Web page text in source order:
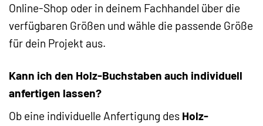
Online-Shop oder in deinem Fachhandel über die
verfügbaren Größen und wähle die passende Größe
für dein Projekt aus.
Kann ich den Holz-Buchstaben auch individuell
anfertigen lassen?
Ob eine individuelle Anfertigung des Holz-